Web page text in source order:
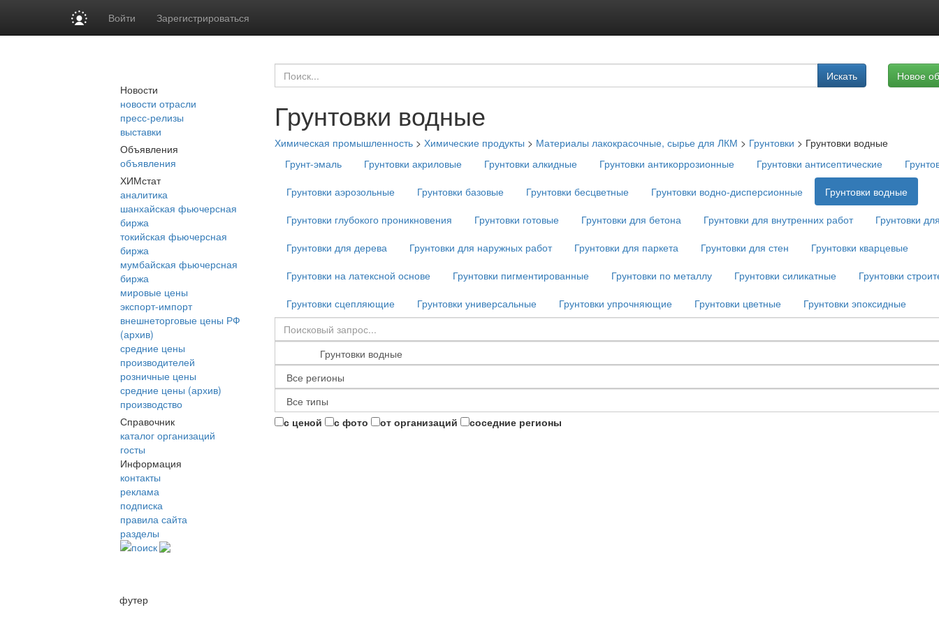
Войти Зарегистрироваться
Новости
новости отрасли
пресс-релизы
выставки
Объявления
объявления
ХИМстат
аналитика
шанхайская фьючерсная
биржа
токийская фьючерсная
биржа
мумбайская фьючерсная
биржа
мировые цены
экспорт-импорт
внешнеторговые цены РФ
(архив)
средние цены
производителей
розничные цены
средние цены (архив)
производство
Справочник
каталог организаций
госты
Информация
контакты
реклама
подписка
правила сайта
разделы
поиск
Искать Новое
Грунтовки водные
Химическая промышленность > Химические продукты > Материалы лакокрасочные, сырье для ЛКМ > Грунтовки > Грунтовки водные
Грунт-эмаль
Грунтовки акриловые Грунтовки алкидные Грунтовки антикоррозионные Грунтовки антисептические
Грунтовки аэрозольные
Грунтовки базовые Грунтовки бесцветные Грунтовки водно-дисперсионные
Грунтовки водные
Грунтовки глубокого проникновения
Грунтовки готовые Грунтовки для бетона Грунтовки для внутренних работ
Грунтовки
Грунтовки для дерева
Грунтовки для наружных работ Грунтовки для паркета Грунтовки для стен
Грунтовки кварцевые
Грунтовки на латексной основе
Грунтовки пигментированные Грунтовки по металлу Грунтовки силикатные
Грунтовки
Грунтовки сцепляющие
Грунтовки универсальные Грунтовки упрочняющие Грунтовки цветные Грунтовки эпоксидные
с ценой с фото от организаций соседние регионы
футер